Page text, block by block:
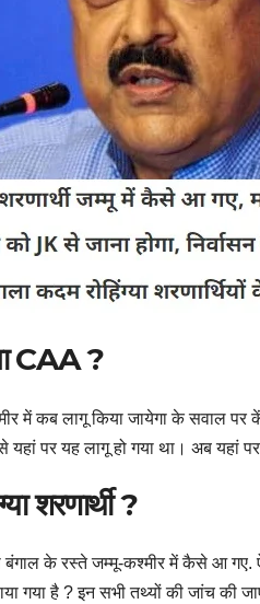
CAA ?
में कब लागू किया जायेगा के सवाल पर
पर यह लागू हो गया था। अब यहां
शरणार्थी ?
बंगाल के रस्ते जम्मू-कश्मीर में कैसे आ गए.
गया है ? इन सभी तथ्यों की जांच की